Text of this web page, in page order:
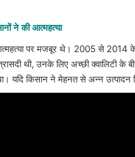
ने की आत्महत्या
आत्महत्या पर मजबूर थे। 2005 से
थी, उनके लिए अच्छी क्वालिटी
यदि किसान ने मेहनत से अन्न उत्पादन